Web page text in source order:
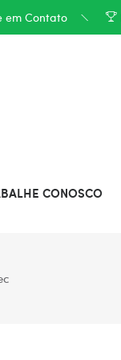
em Contato
CONOSCO